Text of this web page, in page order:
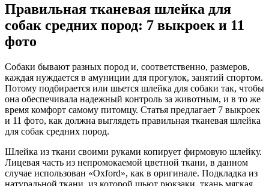
Правильная тканевая шлейка для
собак средних пород: 7 выкроек и 11
фото
Собаки бывают разных пород и, соответственно, размеров,
каждая нуждается в амуниции для прогулок, занятий спортом.
Потому подбирается или шьется шлейка для собаки так, чтобы
она обеспечивала надежный контроль за животным, и в то же
время комфорт самому питомцу. Статья предлагает 7 выкроек
и 11 фото, как должна выглядеть правильная тканевая шлейка
для собак средних пород.
Шлейка из ткани своими руками копирует фирмовую шлейку.
Лицевая часть из непромокаемой цветной ткани, в данном
случае использован «Оxford», как в оригинале. Подкладка из
натуральной ткани, из которой шьют рюкзаки, ткань мягкая,